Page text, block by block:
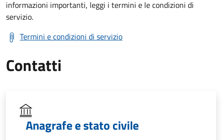
informazioni importanti, leggi i termini e le condizioni di
servizio.
Termini e condizioni di servizio
Contatti
Anagrafe e stato civile